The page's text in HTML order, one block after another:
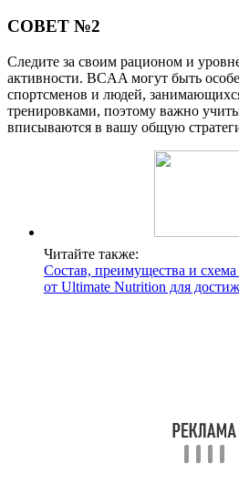
СОВЕТ №2
Следите за своим рационом и
активности. BCAA могут быть
спортсменов и людей,
тренировками, поэтому важно
вписываются в вашу общую
Читайте также:
Состав, преимущества и
от Ultimate Nutrition для